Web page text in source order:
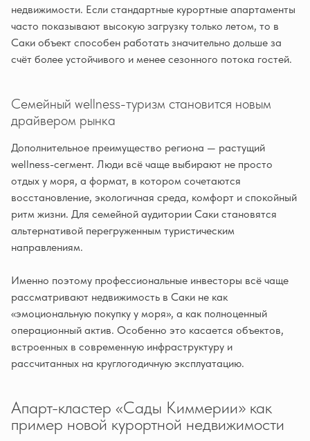
недвижимости. Если стандартные курортные апартаменты
часто показывают высокую загрузку только летом, то в
Саки объект способен работать значительно дольше за
счёт более устойчивого и менее сезонного потока гостей.
Семейный wellness-туризм становится новым
драйвером рынка
Дополнительное преимущество региона — растущий
wellness-сегмент. Люди всё чаще выбирают не просто
отдых у моря, а формат, в котором сочетаются
восстановление, экологичная среда, комфорт и спокойный
ритм жизни. Для семейной аудитории Саки становятся
альтернативой перегруженным туристическим
направлениям.
Именно поэтому профессиональные инвесторы всё чаще
рассматривают недвижимость в Саки не как
«эмоциональную покупку у моря», а как полноценный
операционный актив. Особенно это касается объектов,
встроенных в современную инфраструктуру и
рассчитанных на круглогодичную эксплуатацию.
Апарт-кластер «Сады Киммерии» как
пример новой курортной недвижимости